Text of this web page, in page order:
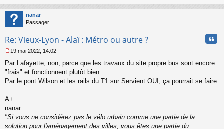
au
nanar
Passager
Re: Vieux-Lyon - Alaï : Métro ou autre ?
e
s
s
e
n
o
n
19 mai 2022, 14:02
Par Lafayette, non, parce que les travaux du site propre bus sont encore
"frais" et fonctionnent plutôt bien..
Par le pont Wilson et les rails du T1 sur Servient OUI, ça pourrait se faire
A+
nanar
"Si vous ne considérez pas le vélo urbain comme une partie de la
solution pour l'aménagement des villes, vous êtes une partie du